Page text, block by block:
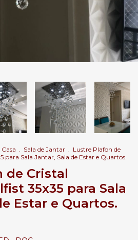
. Sala de Jantar . Lustre Plafon de
para Sala Jantar, Sala de Estar e Quartos.
de Cristal
35x35 para Sala
Estar e Quartos.